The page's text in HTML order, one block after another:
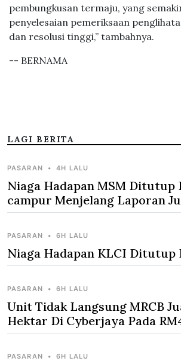
pembungkusan termaju, yang
penyelesaian pemeriksaan
dan resolusi tinggi,” tambahnya.
-- BERNAMA
LAGI BERITA
PASARAN • 4H LALU
Niaga Hadapan MSM Ditutup
campur Menjelang Laporan
PASARAN • 6H LALU
Niaga Hadapan KLCI Ditutup
PASARAN • 6H LALU
Unit Tidak Langsung MRCB
Hektar Di Cyberjaya Pada
PASARAN • 6H LALU